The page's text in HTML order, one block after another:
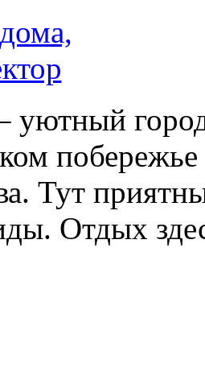
уютный
Тут
Отдых